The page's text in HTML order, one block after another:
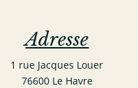
Adresse
1 rue Jacques Louer
76600 Le Havre